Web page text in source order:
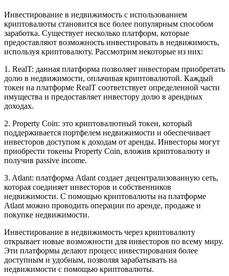
Инвестирование в недвижимость с использованием
криптовалюты становится все более популярным способом
заработка. Существует несколько платформ, которые
предоставляют возможность инвестировать в недвижимость,
используя криптовалюту. Рассмотрим некоторые из них:
1. RealT: данная платформа позволяет инвесторам приобретать
долю в недвижимости, оплачивая криптовалютой. Каждый
токен на платформе RealT соответствует определенной части
имущества и предоставляет инвестору долю в арендных
доходах.
2. Property Coin: это криптовалютный токен, который
поддерживается портфелем недвижимости и обеспечивает
инвесторов доступом к доходам от аренды. Инвесторы могут
приобрести токены Property Coin, вложив криптовалюту и
получив passivе income.
3. Atlant: платформа Atlant создает децентрализованную сеть,
которая соединяет инвесторов и собственников
недвижимости. С помощью криптовалюты на платформе
Atlant можно проводить операции по аренде, продаже и
покупке недвижимости.
Инвестирование в недвижимость через криптовалюту
открывает новые возможности для инвесторов по всему миру.
Эти платформы делают процесс инвестирования более
доступным и удобным, позволяя зарабатывать на
недвижимости с помощью криптовалюты.